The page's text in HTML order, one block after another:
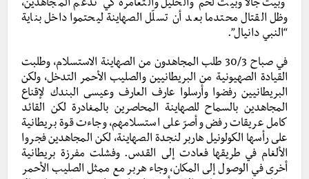
وبيت جالا وبيت لحم والخليل والتعامرة كي تدعم المجاهدين،
وظل القتال محتدما بعد أن تسلّل الصهاينة ليحتموا داخل بناية
“النبي دانيال”.
في صباح 30/3 طلب المجاهدون من الصهاينة الاستسلام، وطلبت
القيادة الصهيونية من البريطانيين والصليب الأحمر التدخل، ولكن
البريطانيين رفضوا وأرسلوا عارف العارف وعيسى البندك لإقناع
المجاهدين بالسماح للصهاينة المحاصرين بالمغادرة لكن القائد
كامل عريقات رفض وأصرّ على استسلامهم، وجاءت قوة بريطانية
على رأسها الكولونيل هاربر لنجدة الصهاينة، لكن المجاهدين فجروا
الألغام في طريقها فعادت إلى القدس. وفشلت مفرزة بريطانية
أخرى في الوصول إلى المكان، وجاء هربر مع ممثل الصليب الأحمر